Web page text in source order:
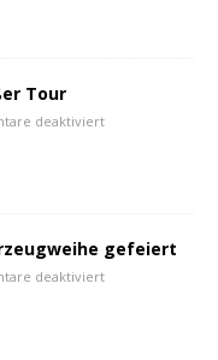
Tour
deaktiviert
gefeiert
deaktiviert